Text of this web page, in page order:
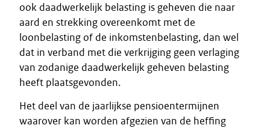
ook daadwerkelijk belasting is geheven die naar
aard en strekking overeenkomt met de
loonbelasting of de inkomstenbelasting, dan wel
dat in verband met die verkrijging geen verlaging
van zodanige daadwerkelijk geheven belasting
heeft plaatsgevonden.
Het deel van de jaarlijkse pensioentermijnen
waarover kan worden afgezien van de heffing